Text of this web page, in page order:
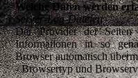
Welche Daten werden
Server-Log-Dateien
Der Provider der Seiten
Informationen in so
Browser automatisch
-Browsertyp und